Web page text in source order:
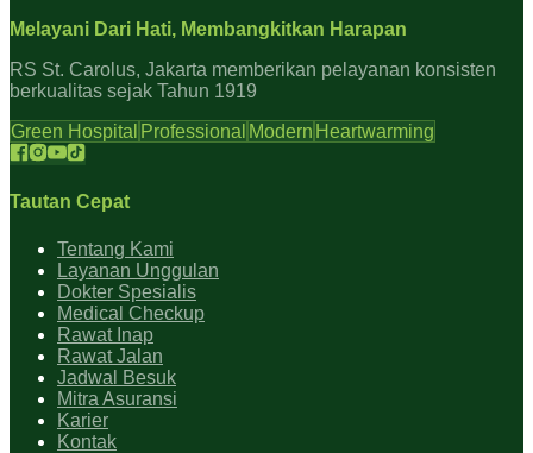
Melayani Dari Hati, Membangkitkan Harapan
RS St. Carolus, Jakarta memberikan pelayanan konsisten
berkualitas sejak Tahun 1919
Green Hospital Professional Modern Heartwarming
Tautan Cepat
Tentang Kami
Layanan Unggulan
Dokter Spesialis
Medical Checkup
Rawat Inap
Rawat Jalan
Jadwal Besuk
Mitra Asuransi
Karier
Kontak